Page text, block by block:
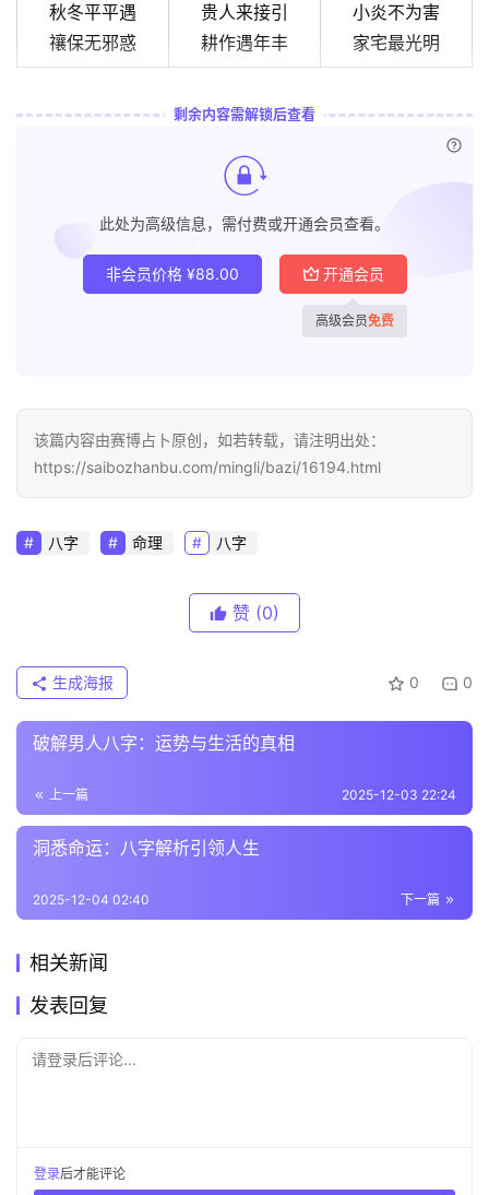
秋冬平平遇
禳保无邪惑
贵人来接引
耕作遇年丰
小炎不为害
家宅最光明
剩余内容需解锁后查看
此处为高级信息，需付费或开通会员查看。
非会员价格 ¥88.00 开通会员
高级会员免费
该篇内容由赛博占卜原创，如若转载，请注明出处：
https://saibozhanbu.com/mingli/bazi/16194.html
八字 命理 八字
赞 (0)
0 0
生成海报
破解男人八字：运势与生活的真相
上一篇 2025-12-03 22:24
洞悉命运：八字解析引领人生
下一篇
2025-12-04 02:40
相关新闻
发表回复
请登录后评论...
登录后才能评论